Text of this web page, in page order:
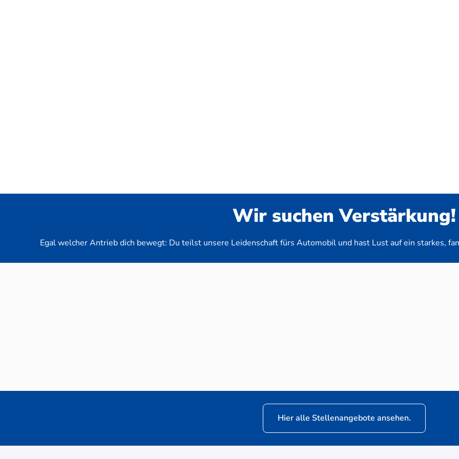
Wir suchen Verstärkung!
Egal welcher Antrieb dich bewegt: Du teilst unsere Leidenschaft fürs Automobil und hast Lust auf ein starkes,
Neuwagen-Verkaufsberater (m/w/d) für VW
Hier alle Stellenangebote ansehen.